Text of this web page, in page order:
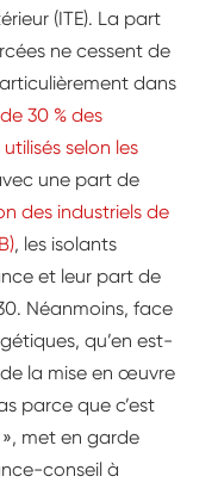
(ITE). La part
ne cessent de
dans
30 % des
selon les
une part de
des industriels de
, les isolants
et leur part de
Néanmoins, face
qu’en est-
de la mise en œuvre
parce que c’est
met en garde
conseil à